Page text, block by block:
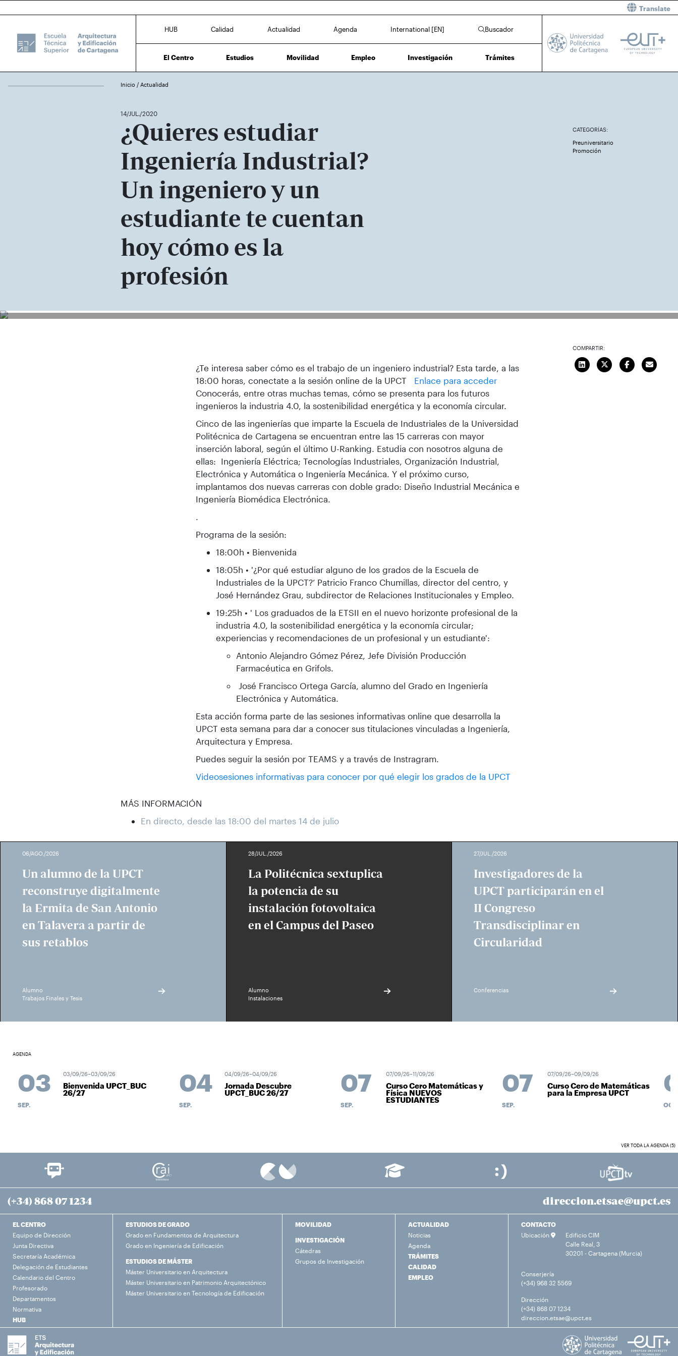
Translate
HUB Calidad Actualidad Agenda International [EN] Buscador
El Centro Estudios Movilidad Empleo Investigación Trámites
Inicio / Actualidad
14/JUL./2020
¿Quieres estudiar
Ingeniería Industrial?
Un ingeniero y un
estudiante te cuentan
hoy cómo es la
profesión
CATEGORÍAS:
Preuniversitario
Promoción
¿Te interesa saber cómo es el trabajo de un ingeniero industrial? Esta tarde, a las
18:00 horas, conectate a la sesión online de la UPCT Enlace para acceder
Conocerás, entre otras muchas temas, cómo se presenta para los futuros
ingenieros la industria 4.0, la sostenibilidad energética y la economía circular.
Cinco de las ingenierías que imparte la Escuela de Industriales de la Universidad
Politécnica de Cartagena se encuentran entre las 15 carreras con mayor
inserción laboral, según el último U-Ranking. Estudia con nosotros alguna de
ellas: Ingeniería Eléctrica; Tecnologías Industriales, Organización Industrial,
Electrónica y Automática o Ingeniería Mecánica. Y el próximo curso,
implantamos dos nuevas carreras con doble grado: Diseño Industrial Mecánica e
Ingeniería Biomédica Electrónica.
.
Programa de la sesión:
18:00h • Bienvenida
18:05h • '¿Por qué estudiar alguno de los grados de la Escuela de
Industriales de la UPCT?’ Patricio Franco Chumillas, director del centro, y
José Hernández Grau, subdirector de Relaciones Institucionales y Empleo.
19:25h • ' Los graduados de la ETSII en el nuevo horizonte profesional de la
industria 4.0, la sostenibilidad energética y la economía circular;
experiencias y recomendaciones de un profesional y un estudiante':
Antonio Alejandro Gómez Pérez, Jefe División Producción
Farmacéutica en Grifols.
José Francisco Ortega García, alumno del Grado en Ingeniería
Electrónica y Automática.
Esta acción forma parte de las sesiones informativas online que desarrolla la
UPCT esta semana para dar a conocer sus titulaciones vinculadas a Ingeniería,
Arquitectura y Empresa.
Puedes seguir la sesión por TEAMS y a través de Instragram.
Videosesiones informativas para conocer por qué elegir los grados de la UPCT
MÁS INFORMACIÓN
En directo, desde las 18:00 del martes 14 de julio
COMPARTIR:
06/AGO./2026
Un alumno de la UPCT
reconstruye digitalmente
la Ermita de San Antonio
en Talavera a partir de
sus retablos
Alumno
Trabajos Finales y Tesis
28/JUL./2026
La Politécnica sextuplica
la potencia de su
instalación fotovoltaica
en el Campus del Paseo
Alumno
Instalaciones
27/JUL./2026
Investigadores de la
UPCT participarán en el
II Congreso
Transdisciplinar en
Circularidad
Conferencias
AGENDA
03
SEP.
03/09/26–03/09/26
Bienvenida UPCT_BUC
26/27 04
SEP.
04/09/26–04/09/26
Jornada Descubre
UPCT_BUC 26/27 07
SEP.
07/09/26–11/09/26
Curso Cero Matemáticas y
Física NUEVOS
ESTUDIANTES
07
SEP.
07/09/26–09/09/26
Curso Cero de Matemáticas
para la Empresa UPCT
OCT.
VER TODA LA AGENDA (5)
(+34) 868 07 1234 direccion.etsae@upct.es
EL CENTRO
Equipo de Dirección
Junta Directiva
Secretaría Académica
Delegación de Estudiantes
Calendario del Centro
Profesorado
Departamentos
Normativa
HUB
ESTUDIOS DE GRADO
Grado en Fundamentos de Arquitectura
Grado en Ingeniería de Edificación
ESTUDIOS DE MÁSTER
Máster Universitario en Arquitectura
Máster Universitario en Patrimonio Arquitectónico
Máster Universitario en Tecnología de Edificación
MOVILIDAD
INVESTIGACIÓN
Cátedras
Grupos de Investigación
ACTUALIDAD
Noticias
Agenda
TRÁMITES
CALIDAD
EMPLEO
CONTACTO
Ubicación
Edificio CIM
Calle Real, 3
30201 - Cartagena (Murcia)
Conserjería
(+34) 968 32 5569
Dirección
(+34) 868 07 1234
direccion.etsae@upct.es